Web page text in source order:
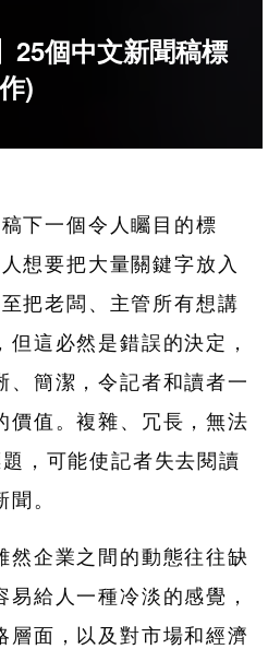
25個中文新聞稿標
)
下一個令人矚目的標
想要把大量關鍵字放入
把老闆、主管所有想講
這必然是錯誤的決定，
、簡潔，令記者和讀者一
價值。複雜、冗長，無法
，可能使記者失去閱讀
。
然企業之間的動態往往缺
給人一種冷淡的感覺，
層面，以及對市場和經濟